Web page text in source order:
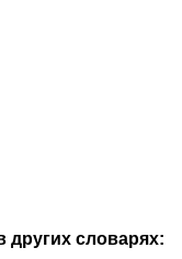
других словарях: